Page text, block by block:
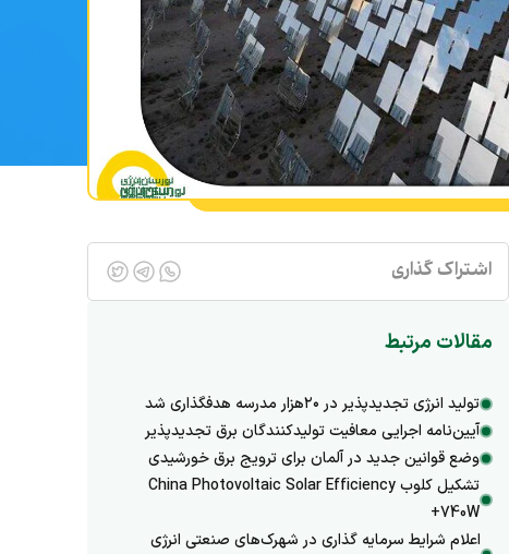
اشتراک گذاری
مقالات مرتبط
تولید انرژی تجدیدپذیر در ۲۰هزار مدرسه هدفگذاری شد
آیین‌نامه اجرایی معافیت تولیدکنندگان برق تجدیدپذیر
وضع قوانین جدید در آلمان برای ترویج برق خورشیدی
تشکیل کلوب China Photovoltaic Solar Efficiency
+740W
اعلام شرایط سرمایه گذاری در شهرک‌های صنعتی انرژی